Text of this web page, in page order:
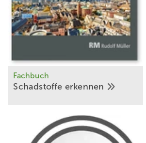
Fachbuch
Schadstoffe erkennen